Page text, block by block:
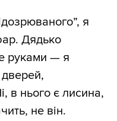
я
Дядько
руками — я
в нього є лисина,
не він.